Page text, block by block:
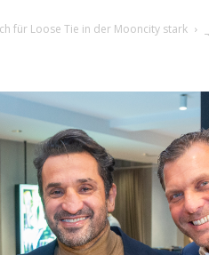
für Loose Tie in der Mooncity stark